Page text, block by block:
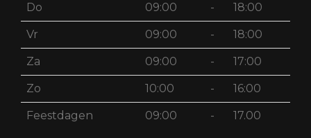
Do 09:00 - 18:00
Vr 09:00 - 18:00
Za 09:00 - 17:00
Zo 10:00 - 16:00
Feestdagen 09:00 - 17.00